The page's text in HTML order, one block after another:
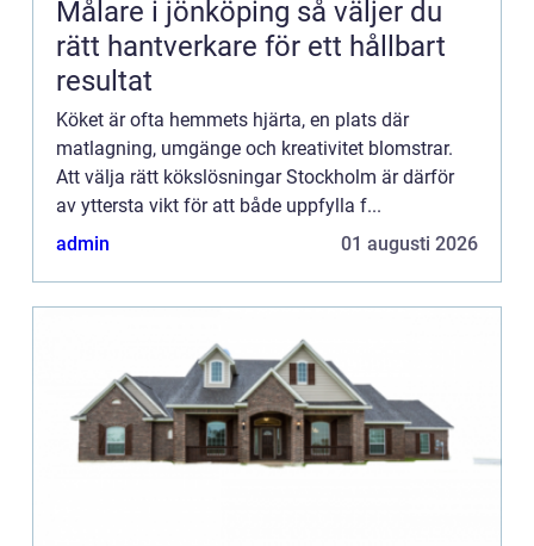
Målare i jönköping så väljer du
rätt hantverkare för ett hållbart
resultat
Köket är ofta hemmets hjärta, en plats där
matlagning, umgänge och kreativitet blomstrar.
Att välja rätt kökslösningar Stockholm är därför
av yttersta vikt för att både uppfylla f...
admin
01 augusti 2026